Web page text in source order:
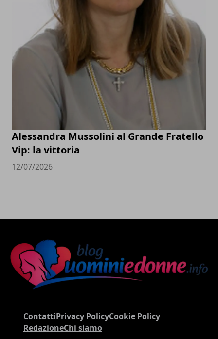
Alessandra Mussolini al Grande Fratello
Vip: la vittoria
12/07/2026
ContattiPrivacy PolicyCookie Policy
RedazioneChi siamo